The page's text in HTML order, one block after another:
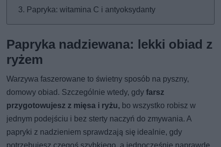
Papryka: witamina C i antyoksydanty
Papryka nadziewana: lekki obiad z
ryżem
Warzywa faszerowane to świetny sposób na pyszny,
domowy obiad. Szczególnie wtedy, gdyfarsz
przygotowujesz z mięsa i ryżu, bo wszystko robisz w
jednym podejściu i bez sterty naczyń do zmywania. A
papryki z nadzieniem sprawdzają się idealnie, gdy